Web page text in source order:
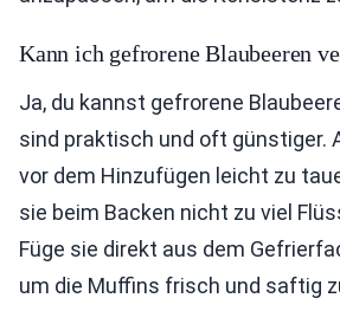
Kann ich gefrorene Blaubeeren
Ja, du kannst gefrorene
sind praktisch und oft günstiger.
vor dem Hinzufügen leicht zu
sie beim Backen nicht zu viel
Füge sie direkt aus dem
um die Muffins frisch und saftig